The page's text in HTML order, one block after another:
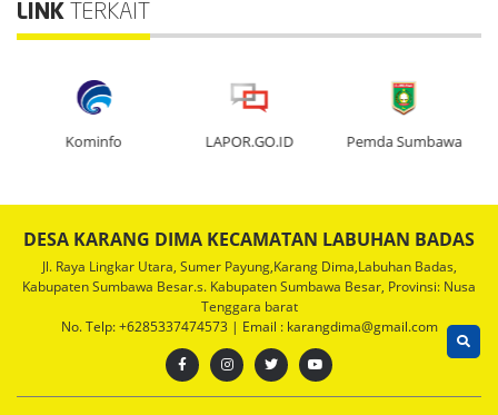
LINK TERKAIT
Kominfo LAPOR.GO.ID Pemda Sumbawa
DESA KARANG DIMA KECAMATAN LABUHAN BADAS
Jl. Raya Lingkar Utara, Sumer Payung,Karang Dima,Labuhan Badas,
Kabupaten Sumbawa Besar.s. Kabupaten Sumbawa Besar, Provinsi: Nusa
Tenggara barat
No. Telp: +6285337474573 | Email : karangdima@gmail.com